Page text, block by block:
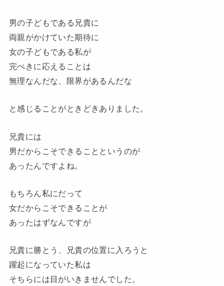
男の子どもである兄貴に
両親がかけていた期待に
女の子どもである私が
完ぺきに応えることは
無理なんだな、限界があるんだな
と感じることがときどきありました。
兄貴には
男だからこそできることというのが
あったんですよね。
もちろん私にだって
女だからこそできることが
あったはずなんですが
兄貴に勝とう、兄貴の位置に入ろうと
躍起になっていた私は
そちらには目がいきませんでした。